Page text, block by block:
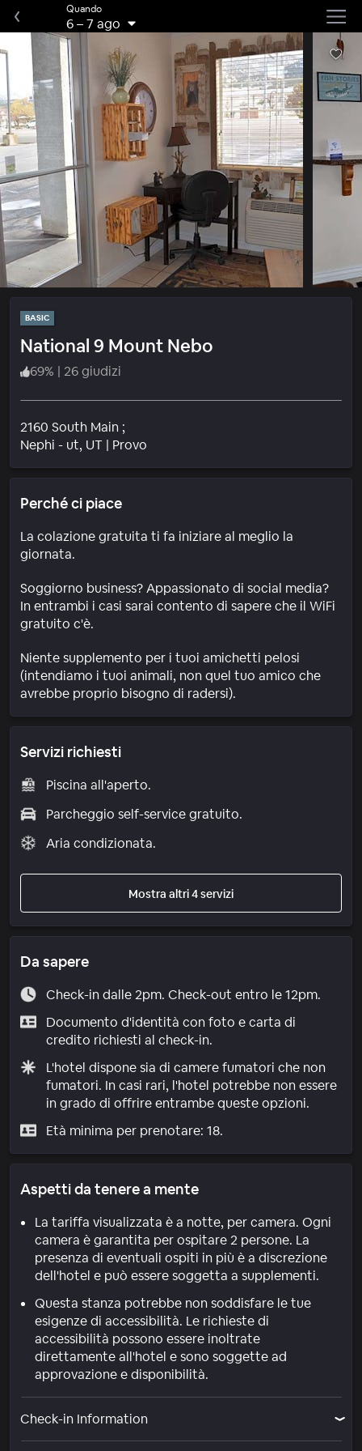
Quando
6–7 ago
BASIC
National 9 Mount Nebo
69% | 26 giudizi
2160 South Main ;
Nephi - ut, UT | Provo
Perché ci piace
La colazione gratuita ti fa iniziare al meglio la
giornata.
Soggiorno business? Appassionato di social media?
In entrambi i casi sarai contento di sapere che il WiFi
gratuito c'è.
Niente supplemento per i tuoi amichetti pelosi
(intendiamo i tuoi animali, non quel tuo amico che
avrebbe proprio bisogno di radersi).
Servizi richiesti
Piscina all'aperto.
Parcheggio self-service gratuito.
Aria condizionata.
Mostra altri 4 servizi
Da sapere
Check-in dalle 2pm. Check-out entro le 12pm.
Documento d'identità con foto e carta di
credito richiesti al check-in.
L'hotel dispone sia di camere fumatori che non
fumatori. In casi rari, l'hotel potrebbe non essere
in grado di offrire entrambe queste opzioni.
Età minima per prenotare: 18.
Aspetti da tenere a mente
La tariffa visualizzata è a notte, per camera. Ogni
camera è garantita per ospitare 2 persone. La
presenza di eventuali ospiti in più è a discrezione
dell'hotel e può essere soggetta a supplementi.
Questa stanza potrebbe non soddisfare le tue
esigenze di accessibilità. Le richieste di
accessibilità possono essere inoltrate
direttamente all'hotel e sono soggette ad
approvazione e disponibilità.
Check-in Information